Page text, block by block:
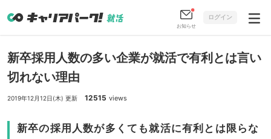
お知らせ
ログイン
新卒採用人数の多い企業が就活で有利とは言い
切れない理由
2019年12月12日(木) 更新 12515 views
新卒の採用人数が多くても就活に有利とは限らな